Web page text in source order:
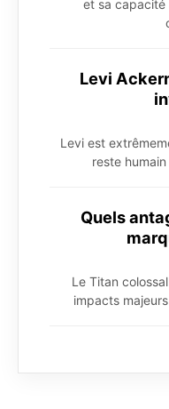
et sa capacité
Levi
Levi est
reste
Quels
Le Titan
impacts